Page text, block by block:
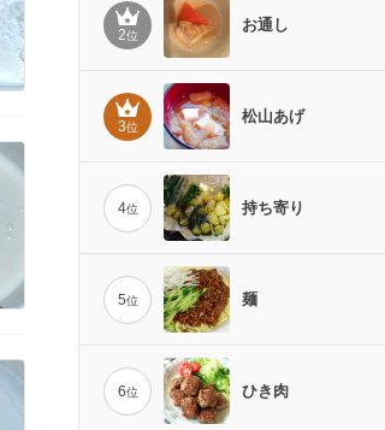
2位
お通し
3位
松山あげ
4位 持ち寄り
5位 麺
6位 ひき肉